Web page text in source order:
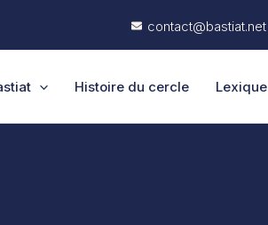
contact@bastiat.net
Histoire du cercle Lexique